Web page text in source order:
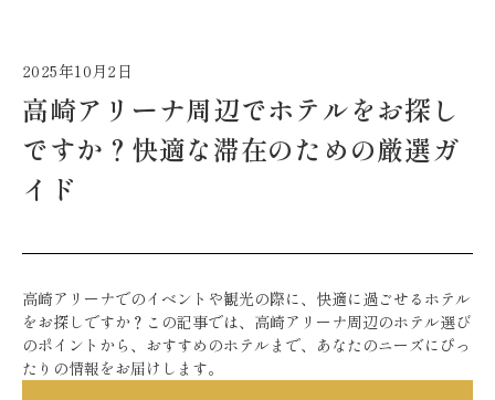
2025年10月2日
高崎アリーナ周辺でホテルをお探し
ですか？快適な滞在のための厳選ガ
イド
高崎アリーナでのイベントや観光の際に、快適に過ごせるホテル
をお探しですか？この記事では、高崎アリーナ周辺のホテル選び
のポイントから、おすすめのホテルまで、あなたのニーズにぴっ
たりの情報をお届けします。